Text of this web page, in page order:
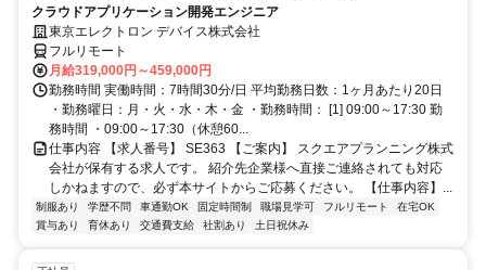
クラウドアプリケーション開発エンジニア
東京エレクトロン デバイス株式会社
フルリモート
月給319,000円～459,000円
勤務時間 実働時間：7時間30分/日 平均勤務日数：1ヶ月あたり20日
・勤務曜日：月・火・水・木・金 ・勤務時間： [1] 09:00～17:30 勤
務時間 ・09:00～17:30（休憩60...
仕事内容 【求人番号】 SE363 【ご案内】 スクエアプランニング株式
会社が保有する求人です。 紹介先企業様へ直接ご連絡されても対応
しかねますので、必ず本サイトからご応募ください。 【仕事内容】...
制服あり 学歴不問 車通勤OK 固定時間制 職場見学可 フルリモート
在宅OK
賞与あり
育休あり 交通費支給 社割あり 土日祝休み